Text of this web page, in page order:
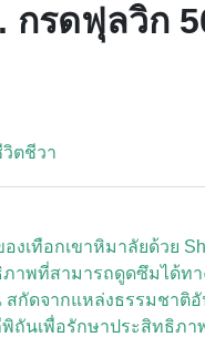
กรดฟุลวิก
ตชีวา
เทือกเขาหิมาลัยด้วย
าพที่สามารถดูดซึมได้ท
สกัดจากแหล่งธรรมชาติ
ถันเพื่อรักษาประสิทธิภ